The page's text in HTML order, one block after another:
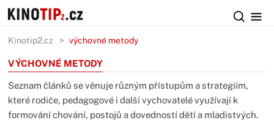
Kinotip2.cz výchovné metody
VÝCHOVNÉ METODY
Seznam článků se věnuje různým přístupům a strategiím,
které rodiče, pedagogové i další vychovatelé využívají k
formování chování, postojů a dovedností dětí a mladistvých.